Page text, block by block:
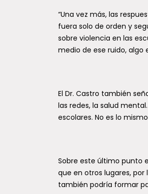
“Una vez más, las
fuera solo de orden y
sobre violencia en las
medio de ese ruido, algo
El Dr. Castro también
las redes, la salud
escolares. No es lo
Sobre este último punto
que en otros lugares,
también podría formar